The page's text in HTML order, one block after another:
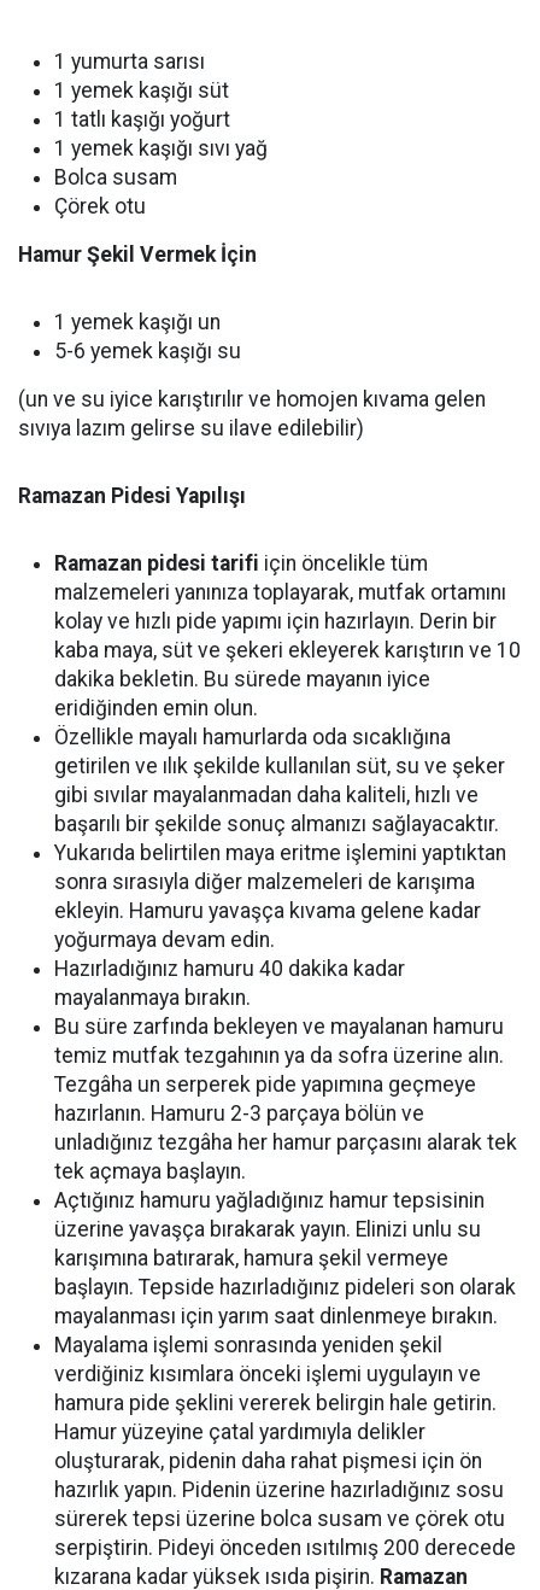
1 yumurta sarısı
1 yemek kaşığı süt
1 tatlı kaşığı yoğurt
1 yemek kaşığı sıvı yağ
Bolca susam
Çörek otu
Hamur Şekil Vermek İçin
1 yemek kaşığı un
5-6 yemek kaşığı su
(un ve su iyice karıştırılır ve homojen kıvama gelen
sıvıya lazım gelirse su ilave edilebilir)
Ramazan Pidesi Yapılışı
Ramazan pidesi tarifi için öncelikle tüm
malzemeleri yanınıza toplayarak, mutfak ortamını
kolay ve hızlı pide yapımı için hazırlayın. Derin bir
kaba maya, süt ve şekeri ekleyerek karıştırın ve 10
dakika bekletin. Bu sürede mayanın iyice
eridiğinden emin olun.
Özellikle mayalı hamurlarda oda sıcaklığına
getirilen ve ılık şekilde kullanılan süt, su ve şeker
gibi sıvılar mayalanmadan daha kaliteli, hızlı ve
başarılı bir şekilde sonuç almanızı sağlayacaktır.
Yukarıda belirtilen maya eritme işlemini yaptıktan
sonra sırasıyla diğer malzemeleri de karışıma
ekleyin. Hamuru yavaşça kıvama gelene kadar
yoğurmaya devam edin.
Hazırladığınız hamuru 40 dakika kadar
mayalanmaya bırakın.
Bu süre zarfında bekleyen ve mayalanan hamuru
temiz mutfak tezgahının ya da sofra üzerine alın.
Tezgâha un serperek pide yapımına geçmeye
hazırlanın. Hamuru 2-3 parçaya bölün ve
unladığınız tezgâha her hamur parçasını alarak tek
tek açmaya başlayın.
Açtığınız hamuru yağladığınız hamur tepsisinin
üzerine yavaşça bırakarak yayın. Elinizi unlu su
karışımına batırarak, hamura şekil vermeye
başlayın. Tepside hazırladığınız pideleri son olarak
mayalanması için yarım saat dinlenmeye bırakın.
Mayalama işlemi sonrasında yeniden şekil
verdiğiniz kısımlara önceki işlemi uygulayın ve
hamura pide şeklini vererek belirgin hale getirin.
Hamur yüzeyine çatal yardımıyla delikler
oluşturarak, pidenin daha rahat pişmesi için ön
hazırlık yapın. Pidenin üzerine hazırladığınız sosu
sürerek tepsi üzerine bolca susam ve çörek otu
serpiştirin. Pideyi önceden ısıtılmış 200 derecede
kızarana kadar yüksek ısıda pişirin. Ramazan